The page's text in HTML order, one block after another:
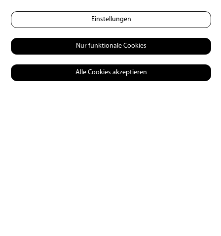
Das könnte Dich auch
Einstellungen
Nur funktionale Cookies
Alle Cookies akzeptieren